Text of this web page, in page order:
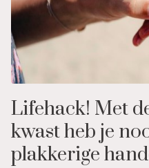
Lifehack! Met
kwast heb je
plakkerige